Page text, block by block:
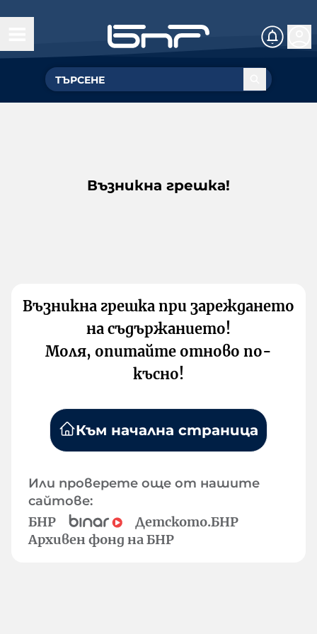
Възникна грешка!
Възникна грешка при зареждането
на съдържанието!
Моля, опитайте отново по-
късно!
Към начална страница
Или проверете още от нашите
сайтове:
БНР
Детското.БНР
Архивен фонд на БНР